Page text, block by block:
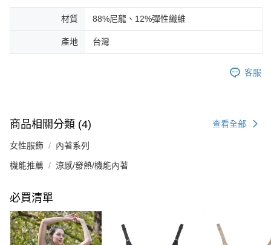
材質 88%尼龍、12%彈性纖維
產地 台灣
客服
商品相關分類 (4) 查看全部
女性服飾 內著系列
機能推薦 涼感/發熱/機能內著
必買清單